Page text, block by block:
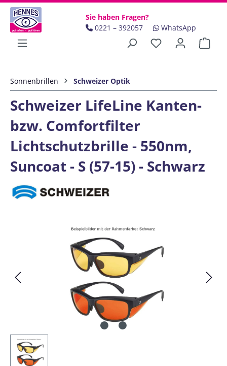
Zum Hauptinhalt springen
Sie haben Fragen?
0221 – 392057
WhatsApp
Sonnenbrillen Schweizer Optik
Schweizer LifeLine Kanten-
bzw. Comfortfilter
Lichtschutzbrille - 550nm,
Suncoat - S (57-15) - Schwarz
Bildergalerie überspringen